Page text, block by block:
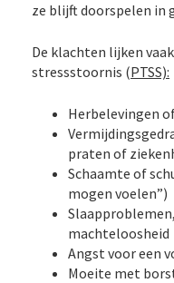
ze blijft doorspelen in
De klachten lijken
stressstoornis (PTSS):
Herbelevingen
praten of
Schaamte of
mogen voelen”)
machteloosheid
Angst voor een
Moeite met